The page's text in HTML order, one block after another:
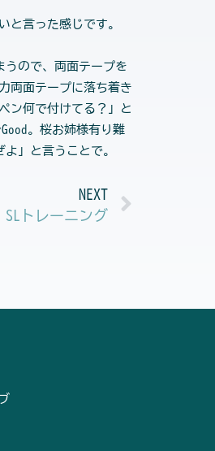
と言った感じです。
うので、両面テープを
両面テープに落ち着き
ン何で付けてる？」と
。桜お姉様有り難
」と言うことで。
NEXT
トレーニング